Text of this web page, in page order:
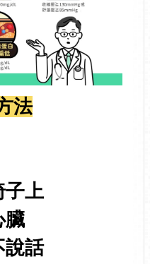
法
子上
臟
說話